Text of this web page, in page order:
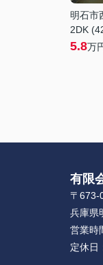
明石市
2DK
5.8万
有限
〒673-
兵庫県
営業時
定休日